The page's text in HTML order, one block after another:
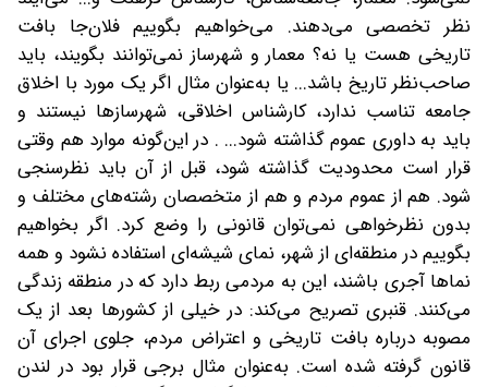
نظر تخصصی می‌دهند. می‌خواهیم بگوییم فلان‌جا بافت
تاریخی هست یا نه؟ معمار و شهرساز نمی‌توانند بگویند، باید
صاحب‌نظر تاریخ باشد... یا به‌عنوان مثال اگر یک مورد با اخلاق
جامعه تناسب ندارد، کارشناس اخلاقی، شهرسازها نیستند و
باید به داوری عموم گذاشته شود... . در این‌گونه موارد هم وقتی
قرار است محدودیت گذاشته شود، قبل از آن باید نظرسنجی
شود. هم از عموم مردم و هم از متخصصان رشته‌های مختلف و
بدون نظرخواهی نمی‌توان قانونی را وضع کرد. اگر بخواهیم
بگوییم در منطقه‌ای از شهر، نمای شیشه‌ای استفاده نشود و همه
نماها آجری باشند، این به مردمی ربط دارد که در منطقه زندگی
می‌کنند. قنبری تصریح می‌کند: در خیلی از کشورها بعد از یک
مصوبه درباره بافت تاریخی و اعتراض مردم، جلوی اجرای آن
قانون گرفته شده است. به‌عنوان مثال برجی قرار بود در لندن